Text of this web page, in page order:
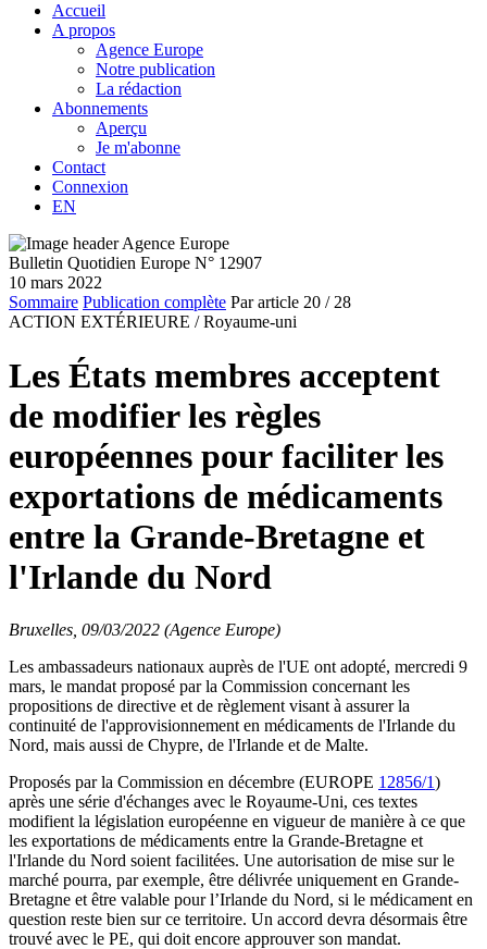
Accueil
A propos
Agence Europe
Notre publication
La rédaction
Abonnements
Aperçu
Je m'abonne
Contact
Connexion
EN
Bulletin Quotidien Europe N° 12907
10 mars 2022
Sommaire Publication complète Par article 20 / 28
ACTION EXTÉRIEURE / Royaume-uni
Les États membres acceptent
de modifier les règles
européennes pour faciliter les
exportations de médicaments
entre la Grande-Bretagne et
l'Irlande du Nord
Bruxelles, 09/03/2022 (Agence Europe)
Les ambassadeurs nationaux auprès de l'UE ont adopté, mercredi 9
mars, le mandat proposé par la Commission concernant les
propositions de directive et de règlement visant à assurer la
continuité de l'approvisionnement en médicaments de l'Irlande du
Nord, mais aussi de Chypre, de l'Irlande et de Malte.
Proposés par la Commission en décembre (EUROPE 12856/1)
après une série d'échanges avec le Royaume-Uni, ces textes
modifient la législation européenne en vigueur de manière à ce que
les exportations de médicaments entre la Grande-Bretagne et
l'Irlande du Nord soient facilitées. Une autorisation de mise sur le
marché pourra, par exemple, être délivrée uniquement en Grande-
Bretagne et être valable pour l’Irlande du Nord, si le médicament en
question reste bien sur ce territoire. Un accord devra désormais être
trouvé avec le PE, qui doit encore approuver son mandat.